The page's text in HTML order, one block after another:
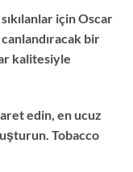
için Oscar
bir
kalitesiyle
edin, en ucuz
Tobacco